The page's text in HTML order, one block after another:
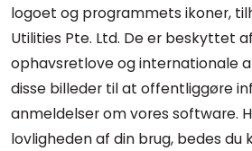
logoet og programmets ikoner,
Utilities Pte. Ltd. De er beskyttet
ophavsretlove og internationale
disse billeder til at offentliggøre
anmeldelser om vores software.
lovligheden af din brug, bedes du